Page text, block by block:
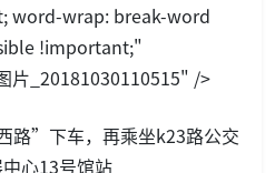
word-wrap: break-word
!important;"
_20181030110515" />
路”下车，再乘坐k23路公交
心13号馆站